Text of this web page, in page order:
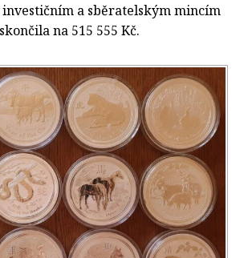
a sběratelským mincím
na 515 555 Kč.